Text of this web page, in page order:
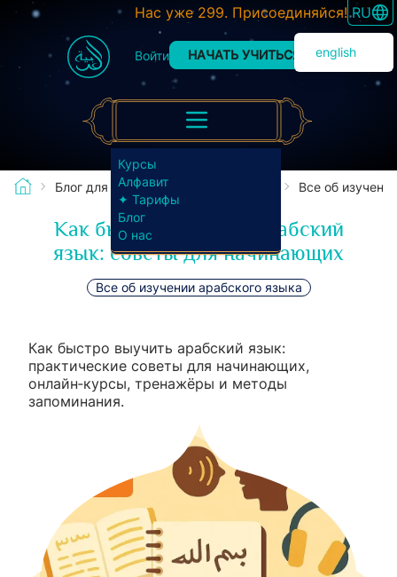
Нас уже 299. Присоединяйся! RU
english
Войти НАЧАТЬ УЧИТЬСЯ
Курсы
Алфавит
✦ Тарифы
Блог
О нас
Блог для изучающих арабский язык Все об
Как быстро выучить арабский
язык: советы для начинающих
Все об изучении арабского языка
Как быстро выучить арабский язык:
практические советы для начинающих,
онлайн‑курсы, тренажёры и методы
запоминания.